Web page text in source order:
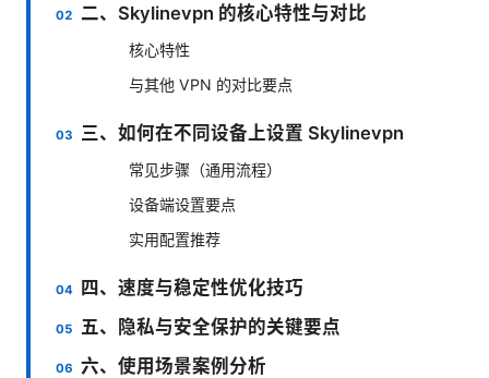
二、Skylinevpn 的核心特性与对比
核心特性
与其他 VPN 的对比要点
三、如何在不同设备上设置 Skylinevpn
常见步骤（通用流程）
设备端设置要点
实用配置推荐
四、速度与稳定性优化技巧
五、隐私与安全保护的关键要点
六、使用场景案例分析